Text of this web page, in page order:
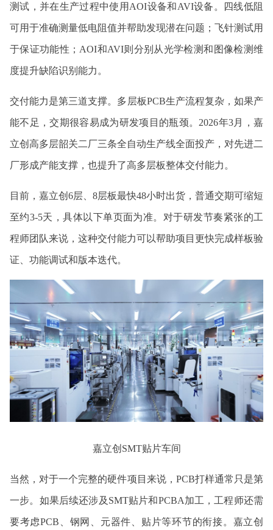
测试，并在生产过程中使用AOI设备和AVI设备。四线低阻
可用于准确测量低电阻值并帮助发现潜在问题；飞针测试用
于保证功能性；AOI和AVI则分别从光学检测和图像检测维
度提升缺陷识别能力。
交付能力是第三道支撑。多层板PCB生产流程复杂，如果产
能不足，交期很容易成为研发项目的瓶颈。2026年3月，嘉
立创高多层韶关二厂三条全自动生产线全面投产，对先进二
厂形成产能支撑，也提升了高多层板整体交付能力。
目前，嘉立创6层、8层板最快48小时出货，普通交期可缩短
至约3-5天，具体以下单页面为准。对于研发节奏紧张的工
程师团队来说，这种交付能力可以帮助项目更快完成样板验
证、功能调试和版本迭代。
嘉立创SMT贴片车间
当然，对于一个完整的硬件项目来说，PCB打样通常只是第
一步。如果后续还涉及SMT贴片和PCBA加工，工程师还需
要考虑PCB、钢网、元器件、贴片等环节的衔接。嘉立创